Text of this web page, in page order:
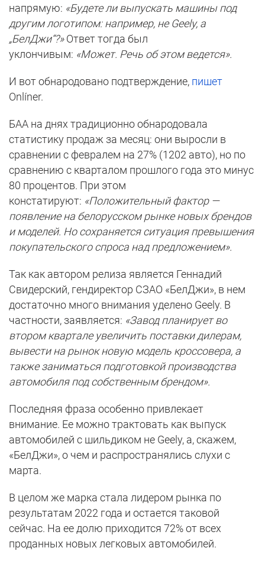
напрямую: «Будете ли выпускать машины под
другим логотипом: например, не Geely, а
„БелДжи“?»Ответ тогда был
уклончивым: «Может. Речь об этом ведется».
И вот обнародовано подтверждение, пишет
Onlíner.
БАА на днях традиционно обнародовала
статистику продаж за месяц: они выросли в
сравнении с февралем на 27% (1202 авто), но по
сравнению с кварталом прошлого года это минус
80 процентов. При этом
констатируют: «Положительный фактор —
появление на белорусском рынке новых брендов
и моделей. Но сохраняется ситуация превышения
покупательского спроса над предложением».
Так как автором релиза является Геннадий
Свидерский, гендиректор СЗАО «БелДжи», в нем
достаточно много внимания уделено Geely. В
частности, заявляется: «Завод планирует во
втором квартале увеличить поставки дилерам,
вывести на рынок новую модель кроссовера, а
также заниматься подготовкой производства
автомобиля под собственным брендом».
Последняя фраза особенно привлекает
внимание. Ее можно трактовать как выпуск
автомобилей с шильдиком не Geely, а, скажем,
«БелДжи», о чем и распространялись слухи с
марта.
В целом же марка стала лидером рынка по
результатам 2022 года и остается таковой
сейчас. На ее долю приходится 72% от всех
проданных новых легковых автомобилей.